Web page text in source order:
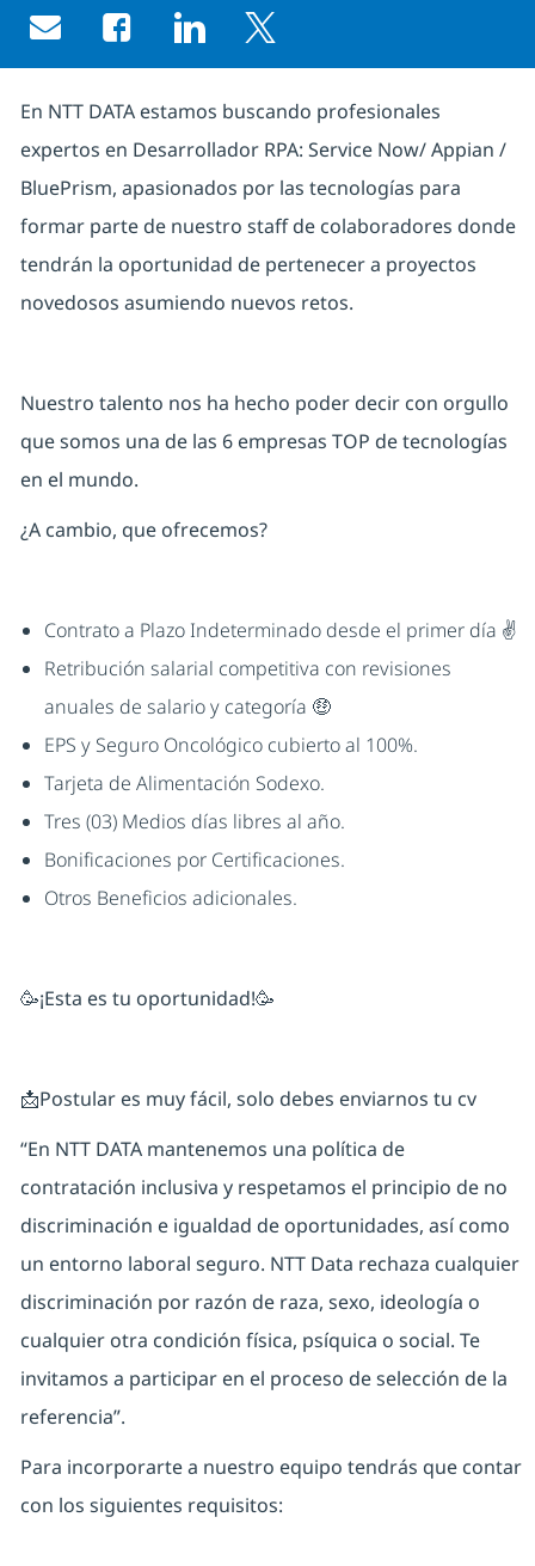
Share via email
Share via Facebook
Share via LinkedIn
Share via twitter
En NTT DATA estamos buscando profesionales
expertos en Desarrollador RPA: Service Now/ Appian /
BluePrism, apasionados por las tecnologías para
formar parte de nuestro staff de colaboradores donde
tendrán la oportunidad de pertenecer a proyectos
novedosos asumiendo nuevos retos.
Nuestro talento nos ha hecho poder decir con orgullo
que somos una de las 6 empresas TOP de tecnologías
en el mundo.
¿A cambio, que ofrecemos?
Contrato a Plazo Indeterminado desde el primer día ✌
Retribución salarial competitiva con revisiones
anuales de salario y categoría 🤑
EPS y Seguro Oncológico cubierto al 100%.
Tarjeta de Alimentación Sodexo.
Tres (03) Medios días libres al año.
Bonificaciones por Certificaciones.
Otros Beneficios adicionales.
🥳¡Esta es tu oportunidad!🥳
📩Postular es muy fácil, solo debes enviarnos tu cv
“En NTT DATA mantenemos una política de
contratación inclusiva y respetamos el principio de no
discriminación e igualdad de oportunidades, así como
un entorno laboral seguro. NTT Data rechaza cualquier
discriminación por razón de raza, sexo, ideología o
cualquier otra condición física, psíquica o social. Te
invitamos a participar en el proceso de selección de la
referencia”.
Para incorporarte a nuestro equipo tendrás que contar
con los siguientes requisitos: